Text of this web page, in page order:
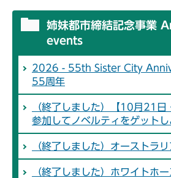
姉妹都市締結記念事業
events
2026 - 55th Sister City
55周年
（終了しました）【10月21
参加してノベルティをゲットし
（終了しました）オーストラ
（終了しました）ホワイトホ